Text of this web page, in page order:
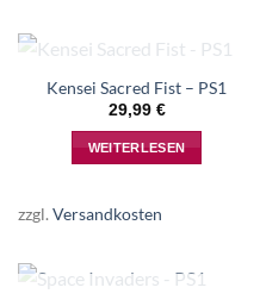
NICHT VORRÄTIG
Kensei Sacred Fist – PS1
29,99 €
WEITERLESEN
zzgl. Versandkosten